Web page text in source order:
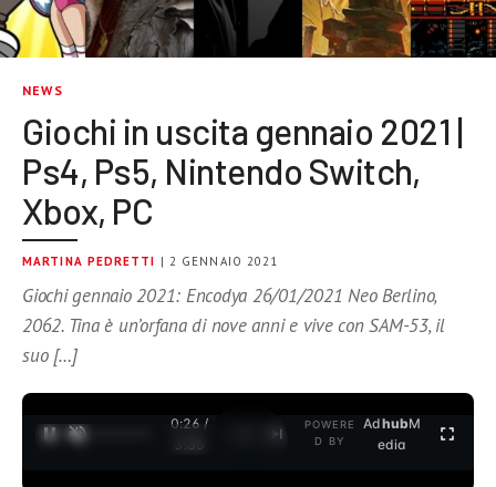
NEWS
Giochi in uscita gennaio 2021 |
Ps4, Ps5, Nintendo Switch,
Xbox, PC
MARTINA PEDRETTI | 2 GENNAIO 2021
Giochi gennaio 2021: Encodya 26/01/2021 Neo Berlino,
2062. Tina è un’orfana di nove anni e vive con SAM-53, il
suo […]
0:27 /
3:35
POWERE
D BY
AdhubM
edia